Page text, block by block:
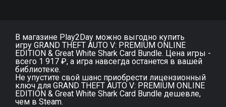
В магазине Play2Day можно выгодно купить
игру GRAND THEFT AUTO V: PREMIUM ONLINE
EDITION & Great White Shark Card Bundle. Цена игры -
всего 1 917 ₽, а игра навсегда останется в вашей
библиотеке.
Не упустите свой шанс приобрести лицензионный
ключ для GRAND THEFT AUTO V: PREMIUM ONLINE
EDITION & Great White Shark Card Bundle дешевле,
чем в Steam.